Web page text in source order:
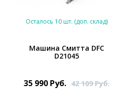
*}
Осталось 10 шт. (доп. склад)
Машина Смитта DFC
D21045
35 990 Руб. 42 109Руб.